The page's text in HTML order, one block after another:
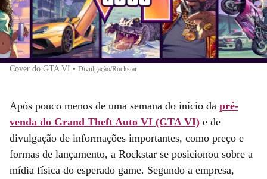
Cover do GTA VI • Divulgação/Rockstar
Após pouco menos de uma semana do início da pré-
venda do Grand Theft Auto VI (GTA VI) e de
divulgação de informações importantes, como preço e
formas de lançamento, a Rockstar se posicionou sobre a
mídia física do esperado game. Segundo a empresa,